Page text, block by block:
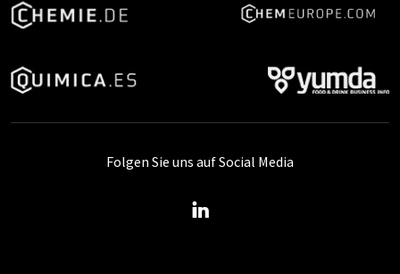
Folgen Sie uns auf Social Media